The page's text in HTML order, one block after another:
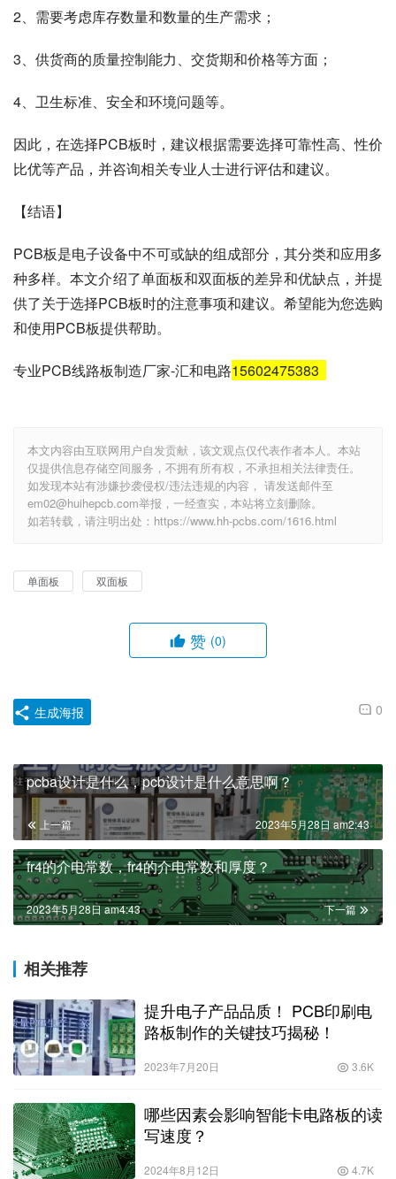
2、需要考虑库存数量和数量的生产需求；
3、供货商的质量控制能力、交货期和价格等方面；
4、卫生标准、安全和环境问题等。
因此，在选择PCB板时，建议根据需要选择可靠性高、性价
比优等产品，并咨询相关专业人士进行评估和建议。
【结语】
PCB板是电子设备中不可或缺的组成部分，其分类和应用多
种多样。本文介绍了单面板和双面板的差异和优缺点，并提
供了关于选择PCB板时的注意事项和建议。希望能为您选购
和使用PCB板提供帮助。
专业PCB线路板制造厂家-汇和电路15602475383
本文内容由互联网用户自发贡献，该文观点仅代表作者本人。本站
仅提供信息存储空间服务，不拥有所有权，不承担相关法律责任。
如发现本站有涉嫌抄袭侵权/违法违规的内容， 请发送邮件至
em02@huihepcb.com举报，一经查实，本站将立刻删除。
如若转载，请注明出处：https://www.hh-pcbs.com/1616.html
单面板 双面板
赞 (0)
0
生成海报
pcba设计是什么，pcb设计是什么意思啊？
上一篇 2023年5月28日 am2:43
fr4的介电常数，fr4的介电常数和厚度？
下一篇
2023年5月28日 am4:43
相关推荐
提升电子产品品质！ PCB印刷电
路板制作的关键技巧揭秘！
2023年7月20日 3.6K
哪些因素会影响智能卡电路板的读
写速度？
2024年8月12日 4.7K